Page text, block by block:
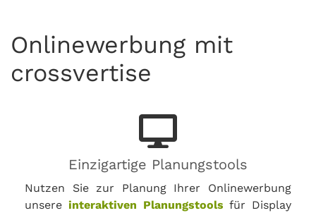
Onlinewerbung mit
crossvertise
Einzigartige Planungstools
Nutzen Sie zur Planung Ihrer Onlinewerbung
unsere interaktiven Planungstools für Display